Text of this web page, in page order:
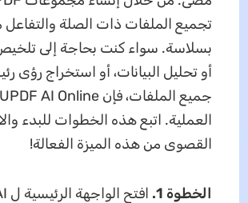
تجميع الملفات ذات الصلة والتفاعل
بسلاسة. سواء كنت بحاجة إلى
أو تحليل البيانات، أو استخراج رؤى
العملية. اتبع هذه الخطوات للبدء
القصوى من هذه الميزة الفعالة!
الخطوة 1.